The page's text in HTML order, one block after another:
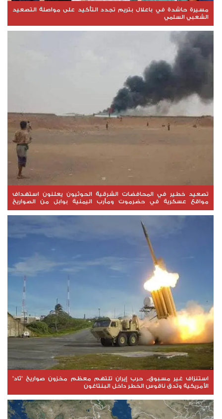
مسيرة حاشدة في باعلال بتريم تجدد التأكيد على مواصلة التصعيد
الشعبي السلمي
تصعيد خطير في المحافضات الشرقية الحوثيون يعلنون استهداف
مواقع عسكرية في حضرموت ومأرب اليمنية بوابل من الصواريخ
والطائرات المسيّرة
استنزاف غير مسبوق.. حرب إيران تلتهم معظم مخزون صواريخ "ثاد"
الأمريكية وتدق ناقوس الخطر داخل البنتاغون